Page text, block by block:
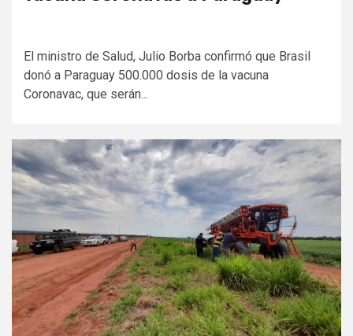
El ministro de Salud, Julio Borba confirmó que Brasil
donó a Paraguay 500.000 dosis de la vacuna
Coronavac, que serán...